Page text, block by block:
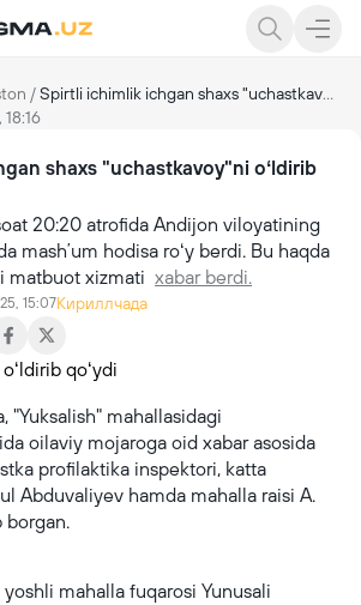
/Spirtli ichimlik ichgan shaxs "uchastkavoy"ni oʻldirib qoʻydi
shaxs "uchastkavoy"ni oʻldirib
20:20 atrofida Andijon viloyatining
mashʼum hodisa roʻy berdi. Bu haqda
matbuot xizmati xabar berdi.
15:07Кириллчада
"Yuksalish" mahallasidagi
oilaviy mojaroga oid xabar asosida
profilaktika inspektori, katta
Abduvaliyev hamda mahalla raisi A.
borgan.
mahalla fuqarosi Yunusali